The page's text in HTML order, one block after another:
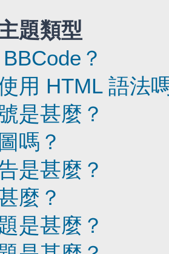
題類型
？
用 HTML 語法
是甚麼？
嗎？
是甚麼？
麼？
是甚麼？